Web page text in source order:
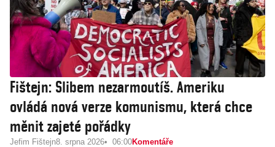
Fištejn: Slibem nezarmoutíš. Ameriku
ovládá nová verze komunismu, která chce
měnit zajeté pořádky
Jefim Fištejn8. srpna 2026 06:00Komentáře